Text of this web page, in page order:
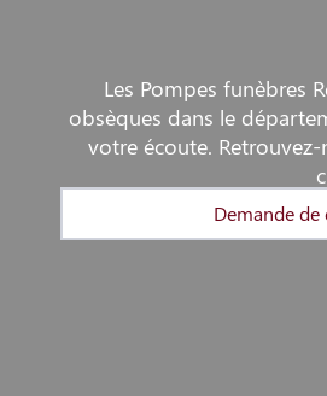
Les Pompes funèbres
obsèques dans le
votre écoute.
Demande de